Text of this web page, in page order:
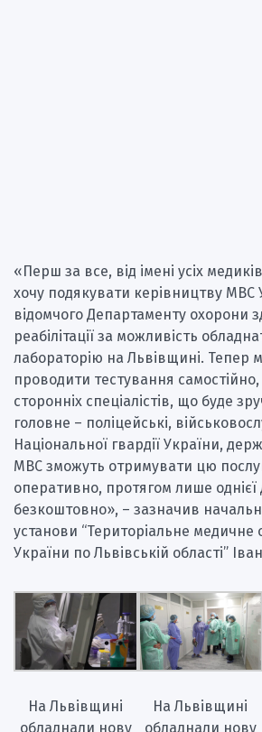
«Перш за все, від імені усіх
хочу подякувати керівництву МВС
відомчого Департаменту охорони
реабілітації за можливість
лабораторію на Львівщині. Тепер
проводити тестування
сторонніх спеціалістів, що буде
головне – поліцейські,
Національної гвардії України,
МВС зможуть отримувати цю
оперативно, протягом лише однієї
безкоштовно», – зазначив
установи “Територіальне медичне
України по Львівській області”
На Львівщині
обладнали нову
На Львівщині
обладнали нову